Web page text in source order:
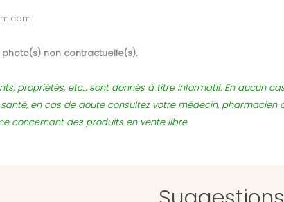
non contractuelle(s).
propriétés, etc... sont donnés à titre informatif. En aucun
en cas de doute consultez votre médecin,
concernant des produits en vente libre.